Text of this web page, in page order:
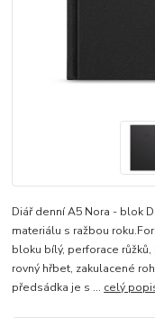
Diář denní A5 Nora - blok
materiálu s ražbou
bloku bílý, perforace růžků,
rovný hřbet, zakulacené
předsádka je s ... celý